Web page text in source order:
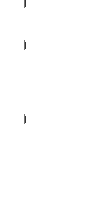
|
|
|